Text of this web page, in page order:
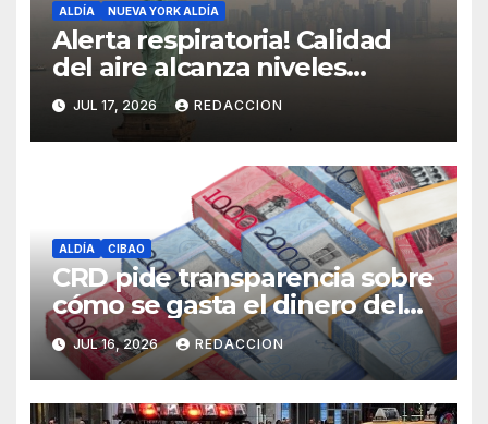
ALDÍA NUEVA YORK ALDÍA
Alerta respiratoria! Calidad
del aire alcanza niveles
peligrosos en NYC
JUL 17, 2026 REDACCION
ALDÍA CIBAO
CRD pide transparencia sobre
cómo se gasta el dinero del
Seguro Familiar de Salud
JUL 16, 2026 REDACCION